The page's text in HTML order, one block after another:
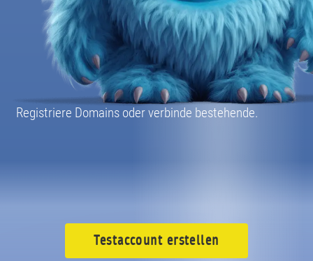
Registriere Domains oder verbinde bestehende.
Testaccount erstellen
Beratungstermin
08004003055